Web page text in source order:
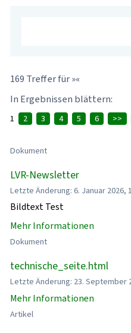
169 Treffer für »«
In Ergebnissen blättern:
1 2 3 4 5 6 >>
Dokument
LVR-Newsletter
Letzte Änderung: 6. Januar 2026,
Bildtext Test
Mehr Informationen
Dokument
technische_seite.html
Letzte Änderung: 23. September
Mehr Informationen
Artikel